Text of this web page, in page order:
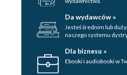
Da wydawców »
Jesteś średnim lub
naszego systemu
Dla biznesu »
Ebooki i audiobooki w